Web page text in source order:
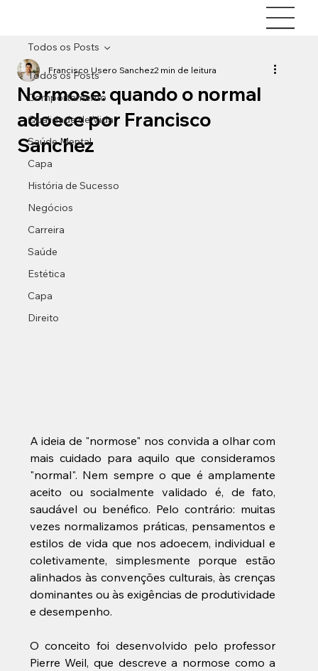
Todos os Posts
Comportamento
Qualidade de Vida
Saúde Mental
Capa
História de Sucesso
Negócios
Carreira
Saúde
Estética
Capa
Direito
Todos os Posts
Normose: quando o normal
adoece por Francisco
Sanchez
Francisco Usero Sanchez2 min de leitura
A ideia de "normose" nos convida a olhar com
mais cuidado para aquilo que consideramos
"normal". Nem sempre o que é amplamente
aceito ou socialmente validado é, de fato,
saudável ou benéfico. Pelo contrário: muitas
vezes normalizamos práticas, pensamentos e
estilos de vida que nos adoecem, individual e
coletivamente, simplesmente porque estão
alinhados às convenções culturais, às crenças
dominantes ou às exigências de produtividade
e desempenho.
O conceito foi desenvolvido pelo professor
Pierre Weil, que descreve a normose como a